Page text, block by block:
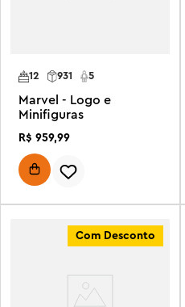
5
931
12
Marvel - Logo e
Minifiguras
R$ 959,99
Com Desconto